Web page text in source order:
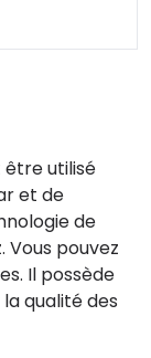
utilisé
et de
de
pouvez
Il possède
qualité des